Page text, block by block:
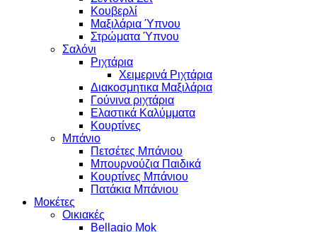
Κουβερλί
Μαξιλάρια Ύπνου
Στρώματα Ύπνου
Σαλόνι
Ριχτάρια
Χειμερινά Ριχτάρια
Διακοσμητικα Μαξιλάρια
Γούνινα ριχτάρια
Ελαστικά Καλύμματα
Κουρτίνες
Μπάνιο
Πετσέτες Μπάνιου
Μπουρνούζια Παιδικά
Κουρτίνες Μπάνιου
Πατάκια Μπάνιου
Μοκέτες
Οικιακές
Bellagio Mok